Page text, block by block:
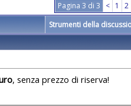
Pagina 3 di 3 < 1 2
Strumenti della
, senza prezzo di riserva!